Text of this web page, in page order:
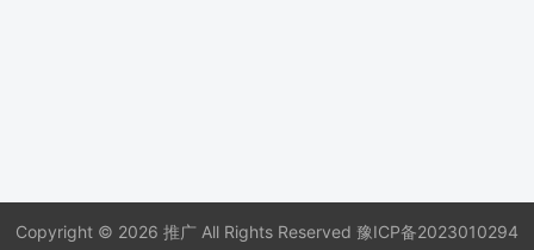
Copyright © 2026 推广 All Rights Reserved 豫ICP备2023010294